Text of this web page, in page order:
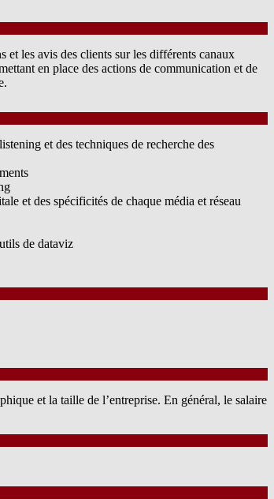
et les avis des clients sur les différents canaux
en place des actions de communication et de
et des techniques de recherche des
et des spécificités de chaque média et réseau
de dataviz
et la taille de l’entreprise. En général, le salaire